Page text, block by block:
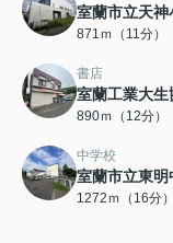
室蘭市立天神
871ｍ（11分）
書店
室蘭工業大生
890ｍ（12分）
中学校
室蘭市立東明
1272ｍ（16分）